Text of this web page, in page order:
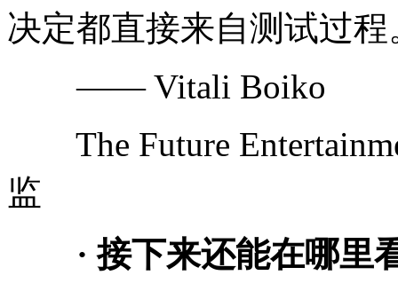
决定都直接来自测试过程
—— Vitali Boiko
The Future
监
· 接下来还能在哪里